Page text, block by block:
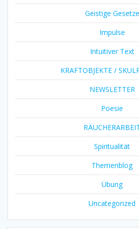
Geistige Gesetze
Impulse
Intuitiver Text
KRAFTOBJEKTE /
NEWSLETTER
Poesie
Spiritualität
Themenblog
Übung
Uncategorized